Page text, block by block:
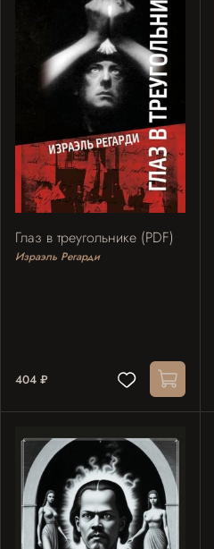
Глаз в треугольнике (PDF)
Израэль Регарди
404 ₽